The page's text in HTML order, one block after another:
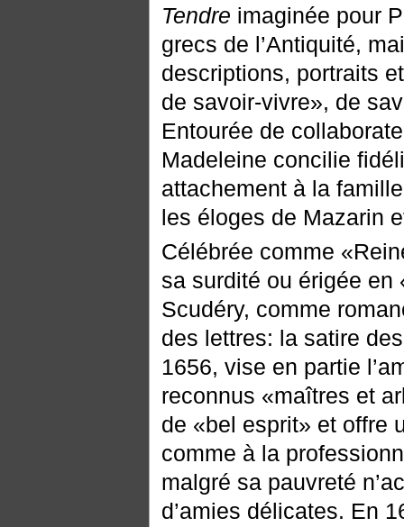
Tendre imaginée pour
grecs de l’Antiquité,
descriptions, portraits
de savoir-vivre», de
Entourée de
Madeleine concilie
attachement à la
les éloges de Mazarin
Célébrée comme
sa surdité ou érigée
Scudéry, comme
des lettres: la satire
1656, vise en partie
reconnus «maîtres et
de «bel esprit» et offre
comme à la
malgré sa pauvreté
d’amies délicates. En